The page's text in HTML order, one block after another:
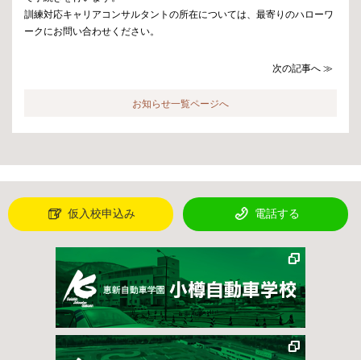
訓練対応キャリアコンサルタントの所在については、最寄りのハローワ
ークにお問い合わせください。
次の記事へ ≫
お知らせ一覧ページへ
仮入校申込み 電話する